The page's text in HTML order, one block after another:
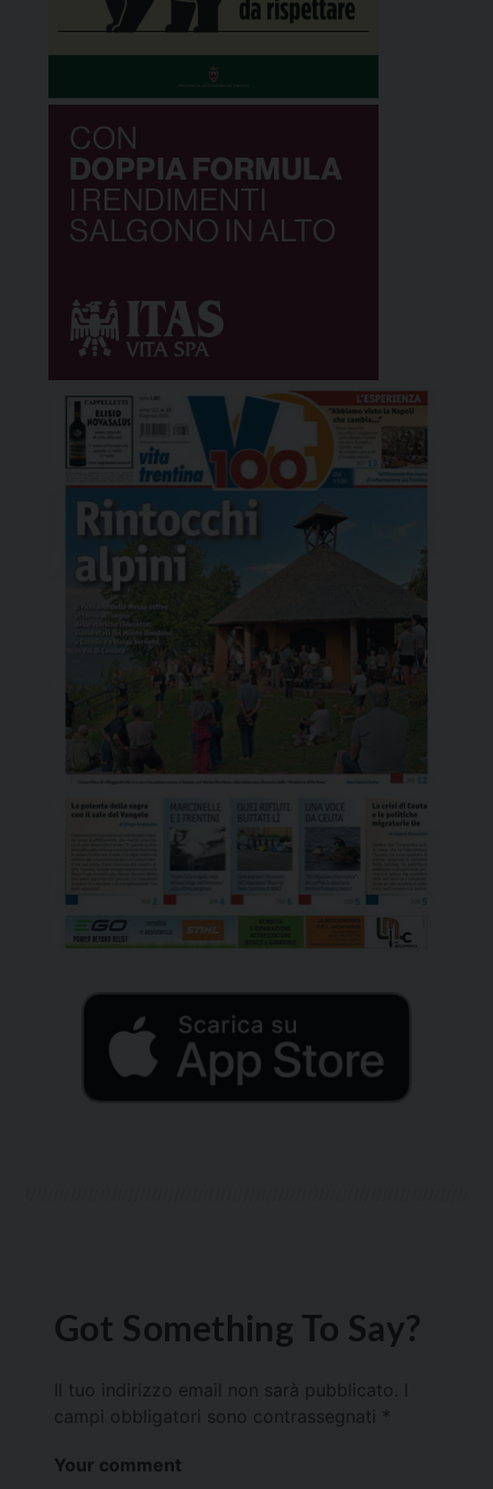
Got Something To Say?
Il tuo indirizzo email non sarà pubblicato.
campi obbligatori sono contrassegnati *
Your comment